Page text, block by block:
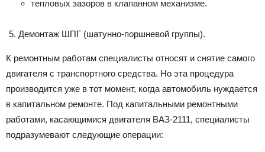
тепловых зазоров в клапанном механизме.
Демонтаж ШПГ (шатунно-поршневой группы).
К ремонтным работам специалисты относят и снятие самого
двигателя с транспортного средства. Но эта процедура
производится уже в тот момент, когда автомобиль нуждается
в капитальном ремонте. Под капитальными ремонтными
работами, касающимися двигателя ВАЗ-2111, специалисты
подразумевают следующие операции: